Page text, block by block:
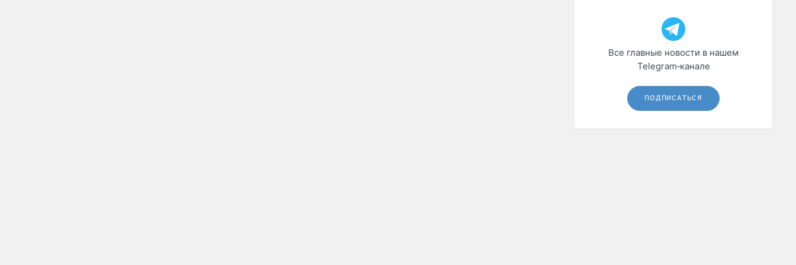
Все главные новости в нашем
Telegram‑канале
ПОДПИСАТЬСЯ